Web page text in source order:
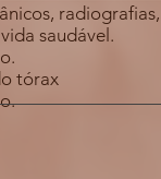
saudável.
tórax